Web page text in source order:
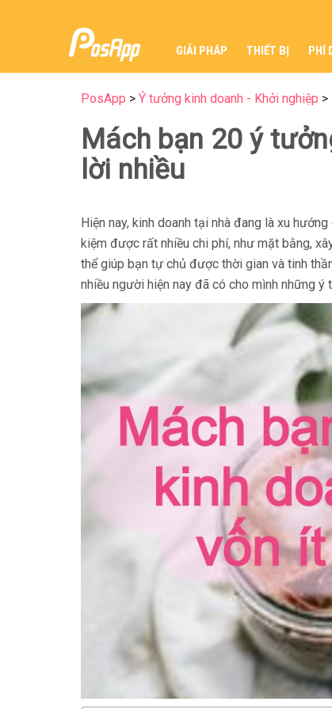
GIẢI PHÁP THIẾT BỊ PHÍ
PosApp > Ý tưởng kinh doanh - Khởi nghiệp >
Mách bạn 20 ý
lời nhiều
Hiện nay, kinh doanh tại nhà đang là xu
kiệm được rất nhiều chi phí, như mặt bằng,
thể giúp bạn tự chủ được thời gian và tinh
nhiều người hiện nay đã có cho mình những ý